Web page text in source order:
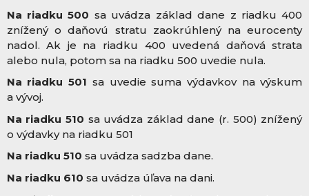
Na riadku 500 sa uvádza základ dane z riadku 400
znížený o daňovú stratu zaokrúhlený na eurocenty
nadol. Ak je na riadku 400 uvedená daňová strata
alebo nula, potom sa na riadku 500 uvedie nula.
Na riadku 501 sa uvedie suma výdavkov na výskum
a vývoj.
Na riadku 510 sa uvádza základ dane (r. 500) znížený
o výdavky na riadku 501
Na riadku 510 sa uvádza sadzba dane.
Na riadku 610 sa uvádza úľava na dani.